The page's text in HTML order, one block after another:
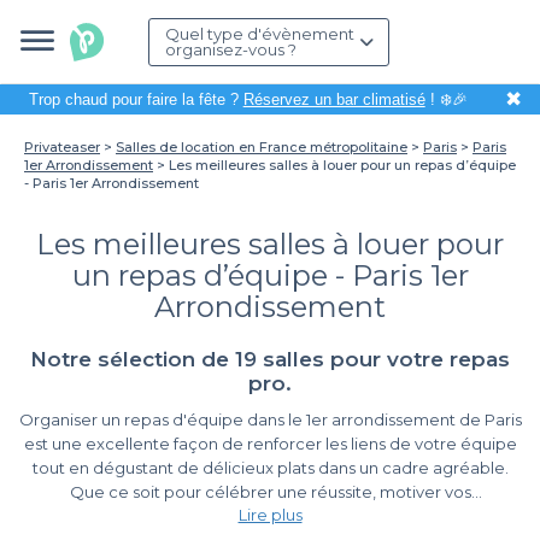
Quel type d'évènement
organisez-vous ?
Trop chaud pour faire la fête ? Réservez un bar climatisé! ❄️🎉 ✖
Privateaser Salles de location en France métropolitaine Paris
Paris
1er Arrondissement
Les meilleures salles à louer pour un repas d’équipe
- Paris 1er Arrondissement
Les meilleures salles à louer pour
un repas d’équipe - Paris 1er
Arrondissement
Notre sélection de 19 salles pour votre repas
pro.
Organiser un repas d'équipe dans le 1er arrondissement de Paris
est une excellente façon de renforcer les liens de votre équipe
tout en dégustant de délicieux plats dans un cadre agréable.
Que ce soit pour célébrer une réussite, motiver vos
collaborateurs ou tout simplement pour passer un bon moment
Lire plus